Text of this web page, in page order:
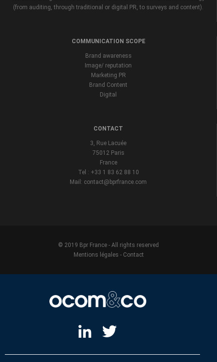
(from auditing, through traditional or digital PR, to surveys and content).
COMMUNICATION SCOPE
Brand awareness
Image/ reputation
Marketing PR
Brand Content
Digital
CONTACT
3, Rue Lacuée
75012 Paris
France
Tel : +33 1 83 62 88 10
Mail: contact@bprfrance.com
© 2019 Bpr France - All rights reserved
Mentions légales - Contact